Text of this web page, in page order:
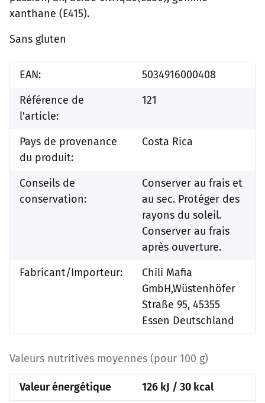
xanthane (E415).
Sans gluten
EAN:
5034916000408
Référence de
l'article:
121
Pays de provenance
du produit:
Costa Rica
Conseils de
conservation:
Conserver au frais et
au sec. Protéger des
rayons du soleil.
Conserver au frais
après ouverture.
Fabricant/Importeur:
Chili Mafia
GmbH,Wüstenhöfer
Straße 95, 45355
Essen Deutschland
Valeurs nutritives moyennes (pour 100 g)
Valeur énergétique 126 kJ / 30 kcal